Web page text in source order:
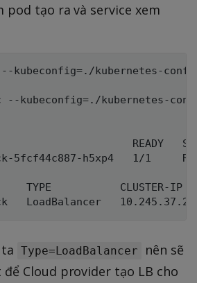
pod tạo ra và service xem
kubeconfig=./kubernetes-
--kubeconfig=./kubernetes-
READY
5fcf44c887-h5xp4   1/1
TYPE           CLUSTER-IP
Type=LoadBalancer
nên sẽ
Cloud provider tạo LB cho